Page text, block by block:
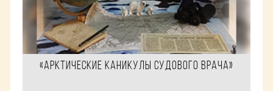
«Арктические каникулы судового врача»